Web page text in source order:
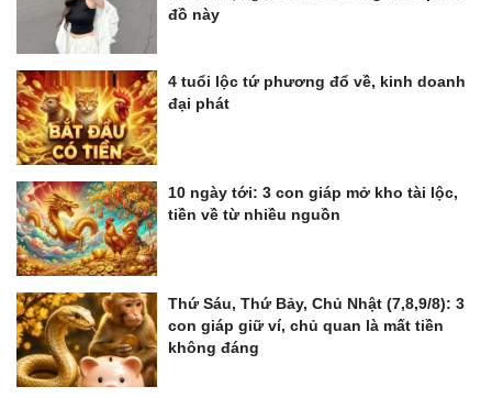
đồ này
4 tuổi lộc tứ phương đổ về, kinh doanh
đại phát
10 ngày tới: 3 con giáp mở kho tài lộc,
tiền về từ nhiều nguồn
Thứ Sáu, Thứ Bảy, Chủ Nhật (7,8,9/8): 3
con giáp giữ ví, chủ quan là mất tiền
không đáng